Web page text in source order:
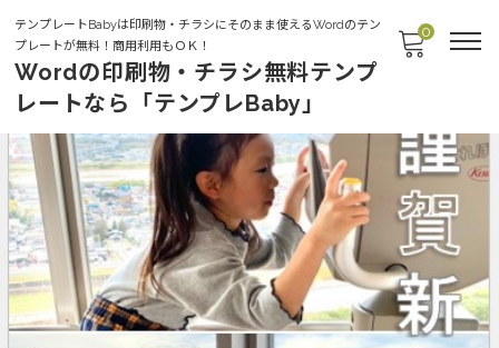
テンプレートBabyは印刷物・チラシにそのまま使えるWordのテン
プレートが無料！商用利用もＯＫ！
Wordの印刷物・チラシ無料テンプ
レートなら「テンプレBaby」
0